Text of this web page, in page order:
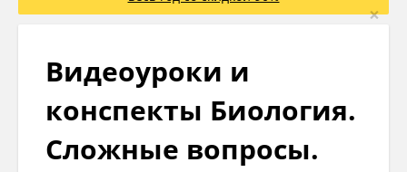
×
Видеоуроки и
конспекты Биология.
Сложные вопросы.